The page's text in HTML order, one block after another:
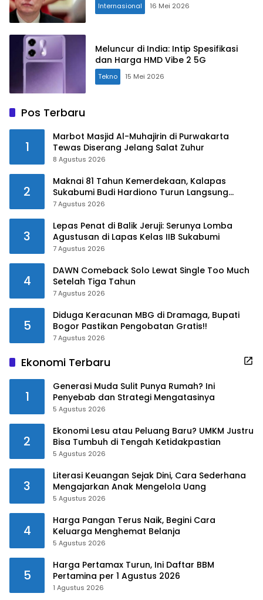
Internasional 16 Mei 2026
Meluncur di India: Intip Spesifikasi
dan Harga HMD Vibe 2 5G
Tekno 15 Mei 2026
Pos Terbaru
1
Marbot Masjid Al-Muhajirin di Purwakarta
Tewas Diserang Jelang Salat Zuhur
8 Agustus 2026
2
Maknai 81 Tahun Kemerdekaan, Kalapas
Sukabumi Budi Hardiono Turun Langsung
Salurkan Bantuan ke Panti Asuhan
7 Agustus 2026
3
Lepas Penat di Balik Jeruji: Serunya Lomba
Agustusan di Lapas Kelas IIB Sukabumi
7 Agustus 2026
4
DAWN Comeback Solo Lewat Single Too Much
Setelah Tiga Tahun
7 Agustus 2026
5
Diduga Keracunan MBG di Dramaga, Bupati
Bogor Pastikan Pengobatan Gratis!!
7 Agustus 2026
Ekonomi Terbaru
1
Generasi Muda Sulit Punya Rumah? Ini
Penyebab dan Strategi Mengatasinya
5 Agustus 2026
2
Ekonomi Lesu atau Peluang Baru? UMKM Justru
Bisa Tumbuh di Tengah Ketidakpastian
5 Agustus 2026
3
Literasi Keuangan Sejak Dini, Cara Sederhana
Mengajarkan Anak Mengelola Uang
5 Agustus 2026
4
Harga Pangan Terus Naik, Begini Cara
Keluarga Menghemat Belanja
5 Agustus 2026
5
Harga Pertamax Turun, Ini Daftar BBM
Pertamina per 1 Agustus 2026
1 Agustus 2026